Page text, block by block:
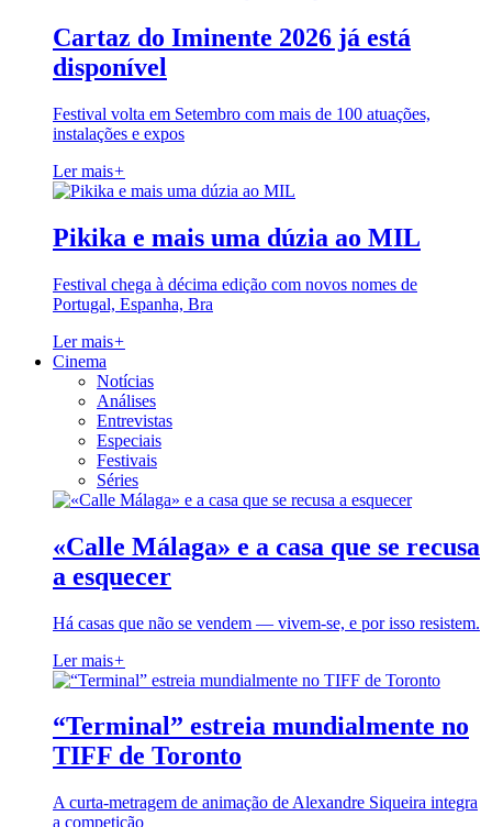
Cartaz do Iminente 2026 já está
disponível
Festival volta em Setembro com mais de 100 atuações,
instalações e expos
Ler mais+
Pikika e mais uma dúzia ao MIL
Festival chega à décima edição com novos nomes de
Portugal, Espanha, Bra
Ler mais+
Cinema
Notícias
Análises
Entrevistas
Especiais
Festivais
Séries
«Calle Málaga» e a casa que se recusa
a esquecer
Há casas que não se vendem — vivem-se, e por isso resistem.
Ler mais+
“Terminal” estreia mundialmente no
TIFF de Toronto
A curta-metragem de animação de Alexandre Siqueira integra
a competição